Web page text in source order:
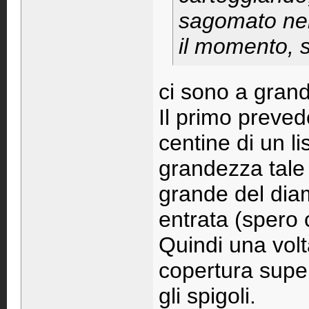
sagomato
il momento,
ci sono a
Il primo
centine di un
grandezza
grande del
entrata (spero
Quindi una
copertura
gli spigoli.